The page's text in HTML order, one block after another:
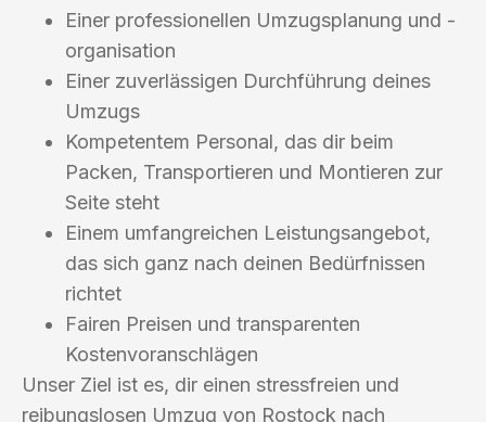
Einer professionellen Umzugsplanung und -
organisation
Einer zuverlässigen Durchführung deines
Umzugs
Kompetentem Personal, das dir beim
Packen, Transportieren und Montieren zur
Seite steht
Einem umfangreichen Leistungsangebot,
das sich ganz nach deinen Bedürfnissen
richtet
Fairen Preisen und transparenten
Kostenvoranschlägen
Unser Ziel ist es, dir einen stressfreien und
reibungslosen Umzug von Rostock nach